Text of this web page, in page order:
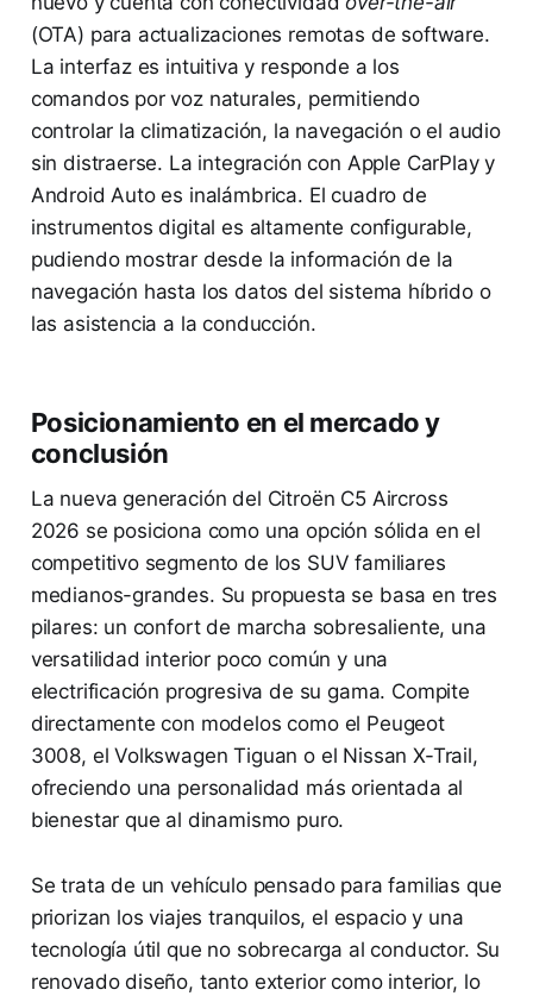
(OTA) para actualizaciones remotas de software.
La interfaz es intuitiva y responde a los
comandos por voz naturales, permitiendo
controlar la climatización, la navegación o el audio
sin distraerse. La integración con Apple CarPlay y
Android Auto es inalámbrica. El cuadro de
instrumentos digital es altamente configurable,
pudiendo mostrar desde la información de la
navegación hasta los datos del sistema híbrido o
las asistencia a la conducción.
Posicionamiento en el mercado y
conclusión
La nueva generación del Citroën C5 Aircross
2026 se posiciona como una opción sólida en el
competitivo segmento de los SUV familiares
medianos-grandes. Su propuesta se basa en tres
pilares: un confort de marcha sobresaliente, una
versatilidad interior poco común y una
electrificación progresiva de su gama. Compite
directamente con modelos como el Peugeot
3008, el Volkswagen Tiguan o el Nissan X-Trail,
ofreciendo una personalidad más orientada al
bienestar que al dinamismo puro.
Se trata de un vehículo pensado para familias que
priorizan los viajes tranquilos, el espacio y una
tecnología útil que no sobrecarga al conductor. Su
renovado diseño, tanto exterior como interior, lo